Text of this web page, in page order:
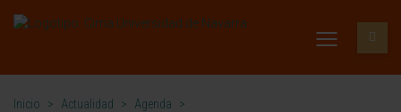
Inicio > Actualidad > Agenda
>